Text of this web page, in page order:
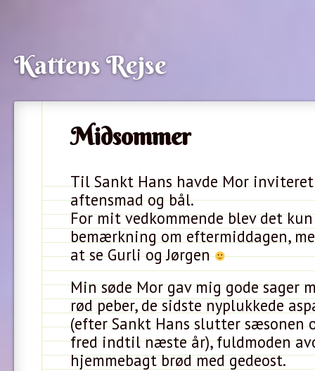
Kattens Rejse
Midsommer
Til Sankt Hans havde Mor
aftensmad og bål.
For mit vedkommende blev det
bemærkning om eftermiddagen,
at se Gurli og Jørgen
Min søde Mor gav mig gode sager
rød peber, de sidste nyplukkede
(efter Sankt Hans slutter sæsonen
fred indtil næste år), fuldmoden
hjemmebagt brød med gedeost.